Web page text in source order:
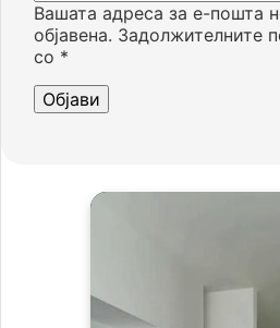
Вашата адреса за е-пошта
објавена. Задолжителните
со *